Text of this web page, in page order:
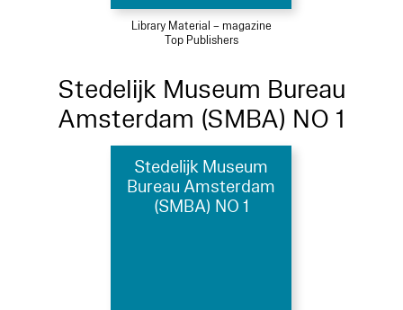
Library Material – magazine
Top Publishers
Stedelijk Museum Bureau
Amsterdam (SMBA) NO 1
Stedelijk Museum
Bureau Amsterdam
(SMBA) NO 1